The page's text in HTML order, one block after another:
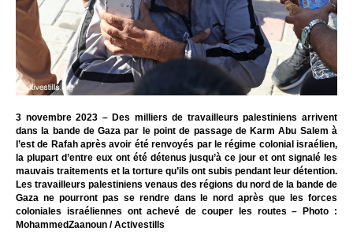
3 novembre 2023 – Des milliers de travailleurs palestiniens arrivent
dans la bande de Gaza par le point de passage de Karm Abu Salem à
l’est de Rafah après avoir été renvoyés par le régime colonial israélien,
la plupart d’entre eux ont été détenus jusqu’à ce jour et ont signalé les
mauvais traitements et la torture qu’ils ont subis pendant leur détention.
Les travailleurs palestiniens venaus des régions du nord de la bande de
Gaza ne pourront pas se rendre dans le nord après que les forces
coloniales israéliennes ont achevé de couper les routes – Photo :
MohammedZaanoun / Activestills